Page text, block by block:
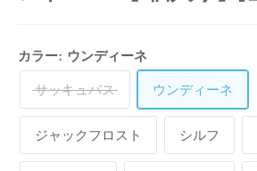
カラー: ウンディーネ
サッキュバス ウンディーネ
ジャックフロスト シルフ